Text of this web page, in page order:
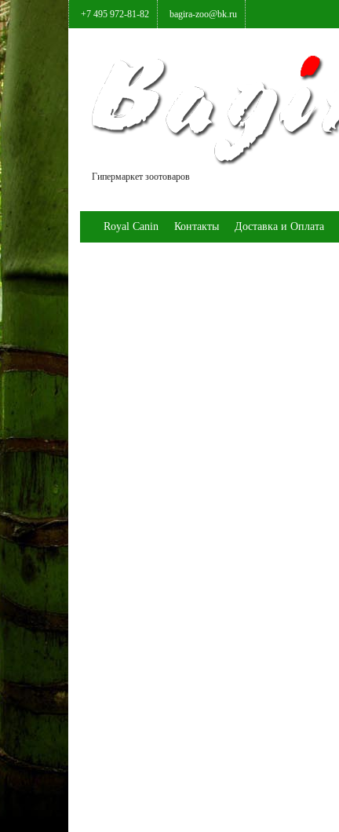
+7 495 972-81-82 bagira-zoo@bk.ru
Гипермаркет зоотоваров
Royal Canin Контакты Доставка и Оплата